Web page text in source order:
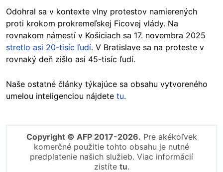
Odohral sa v kontexte vlny protestov namierených
proti krokom prokremeľskej Ficovej vlády. Na
rovnakom námestí v Košiciach sa 17. novembra 2025
stretlo asi 20-tisíc ľudí. V Bratislave sa na proteste v
rovnaký deň zišlo asi 45-tisíc ľudí.
Naše ostatné články týkajúce sa obsahu vytvoreného
umelou inteligenciou nájdete tu.
Copyright © AFP 2017-2026. Pre akékoľvek
komerčné použitie tohto obsahu je nutné
predplatenie našich služieb. Viac informácií
zistíte tu.